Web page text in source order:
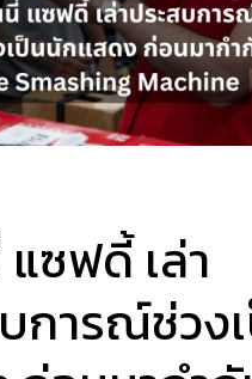
ซฟดี้ เล่า
การณ์ช่วง